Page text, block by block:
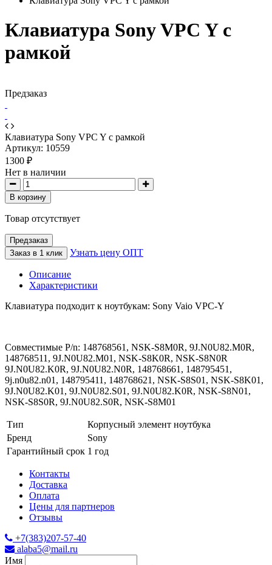
Клавиатура Sony VPC Y с
рамкой
Предзаказ
Клавиатура Sony VPC Y с рамкой
Артикул: 10559
1300 ₽
Нет в наличии
В корзину
Товар отсутствует
Предзаказ
Заказ в 1 клик
Узнать цену ОПТ
Описание
Характеристики
Клавиатура подходит к ноутбукам: Sony Vaio VPC-Y
Совместимые P/n: 148768561, NSK-S8M0R, 9J.N0U82.M0R,
148768511, 9J.N0U82.M01, NSK-S8K0R, NSK-S8N0R
9J.N0U82.K0R, 9J.N0U82.N0R, 148768661, 148795451,
9j.n0u82.n01, 148795411, 148768621, NSK-S8S01, NSK-S8K01,
9J.N0U82.K01, 9J.N0U82.S01, 9J.N0U82.K0R, NSK-S8N01,
NSK-S8S0R, 9J.N0U82.S0R, NSK-S8M01
Тип
Корпусный элемент ноутбука
Бренд
Sony
Гарантийный срок 1 год
Контакты
Доставка
Оплата
Цены для партнеров
Отзывы
+7(383)207-57-40
alaba5@mail.ru
Имя